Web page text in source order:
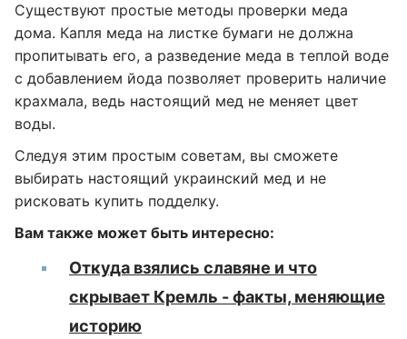
Существуют простые методы проверки меда
дома. Капля меда на листке бумаги не должна
пропитывать его, а разведение меда в теплой воде
с добавлением йода позволяет проверить наличие
крахмала, ведь настоящий мед не меняет цвет
воды.
Следуя этим простым советам, вы сможете
выбирать настоящий украинский мед и не
рисковать купить подделку.
Вам также может быть интересно:
Откуда взялись славяне и что
скрывает Кремль - факты, меняющие
историю